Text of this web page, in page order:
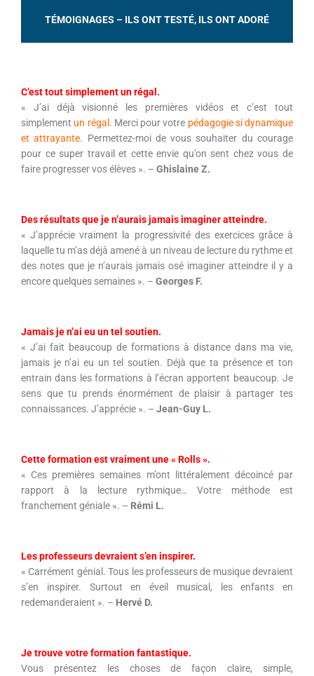
TÉMOIGNAGES – ILS ONT TESTÉ, ILS ONT ADORÉ
C’est tout simplement un régal.
« J’ai déjà visionné les premières vidéos et c’est tout
simplement un régal . Merci pour votre pédagogie si dynamique
et attrayante. Permettez-moi de vous souhaiter du courage
pour ce super travail et cette envie qu’on sent chez vous de
faire progresser vos élèves ». – Ghislaine Z.
Des résultats que je n’aurais jamais imaginer atteindre.
« J’apprécie vraiment la progressivité des exercices grâce à
laquelle tu m’as déjà amené à un niveau de lecture du rythme et
des notes que je n’aurais jamais osé imaginer atteindre il y a
encore quelques semaines ». – Georges F.
Jamais je n’ai eu un tel soutien.
« J’ai fait beaucoup de formations à distance dans ma vie,
jamais je n’ai eu un tel soutien. Déjà que ta présence et ton
entrain dans les formations à l’écran apportent beaucoup. Je
sens que tu prends énormément de plaisir à partager tes
connaissances. J’apprécie ». – Jean-Guy L.
Cette formation est vraiment une « Rolls ».
« Ces premières semaines m’ont littéralement décoincé par
rapport à la lecture rythmique… Votre méthode est
franchement géniale ». – Rémi L.
Les professeurs devraient s’en inspirer.
« Carrément génial. Tous les professeurs de musique devraient
s’en inspirer. Surtout en éveil musical, les enfants en
redemanderaient ». – Hervé D.
Je trouve votre formation fantastique.
Vous présentez les choses de façon claire, simple,